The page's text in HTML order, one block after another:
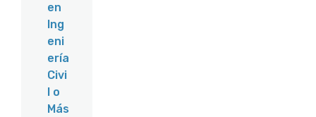
en
Ing
eni
ería
Civi
l o
Más